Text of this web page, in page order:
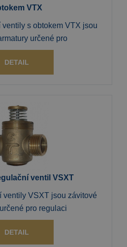
VTX
s obtokem VTX jsou
určené pro
DETAIL
ventil VSXT
ventily VSXT jsou závitové
pro regulaci
DETAIL